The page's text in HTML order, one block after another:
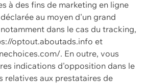
à des fins de marketing en ligne
au moyen d'un grand
dans le cas du tracking,
optout.aboutads.info et
. En outre, vous
indications d'opposition dans le
relatives aux prestataires de